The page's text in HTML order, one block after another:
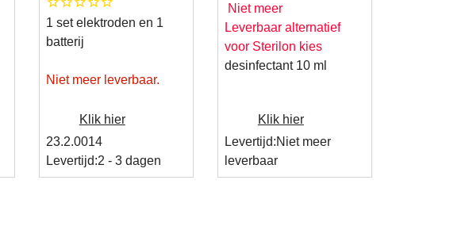
1 set elektroden en 1
batterij
Niet meer leverbaar.
Klik hier
23.2.0014
Levertijd:2 - 3 dagen
Niet meer
Leverbaar alternatief
voor Sterilon kies
desinfectant 10 ml
Klik hier
Levertijd:Niet meer
leverbaar